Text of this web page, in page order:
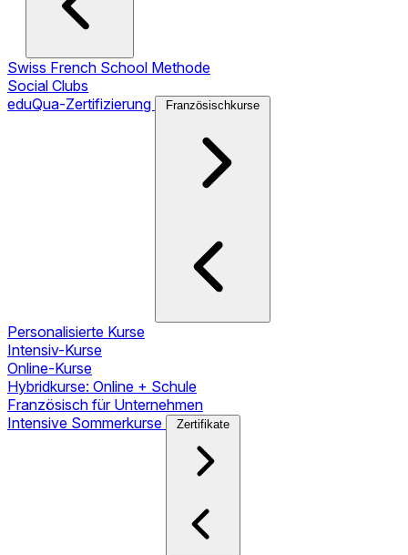
Swiss French School Methode
Social Clubs
eduQua-Zertifizierung
Französischkurse
Personalisierte Kurse
Intensiv-Kurse
Online-Kurse
Hybridkurse: Online + Schule
Französisch für Unternehmen
Intensive Sommerkurse
Zertifikate